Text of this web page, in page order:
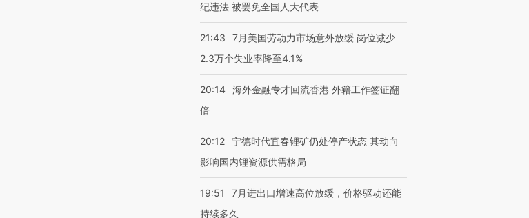
纪违法 被罢免全国人大代表
21:43
7月美国劳动力市场意外放缓 岗位减少
2.3万个失业率降至4.1%
20:14 海外金融专才回流香港 外籍工作签证翻
倍
20:12 宁德时代宜春锂矿仍处停产状态 其动向
影响国内锂资源供需格局
19:51
7月进出口增速高位放缓，价格驱动还能
持续多久